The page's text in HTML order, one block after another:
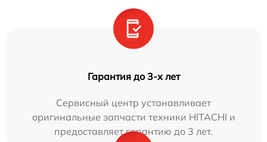
Гарантия до 3-х лет
Сервисный центр устанавливает
оригинальные запчасти техники HITACHI и
предоставляет гарантию до 3 лет.